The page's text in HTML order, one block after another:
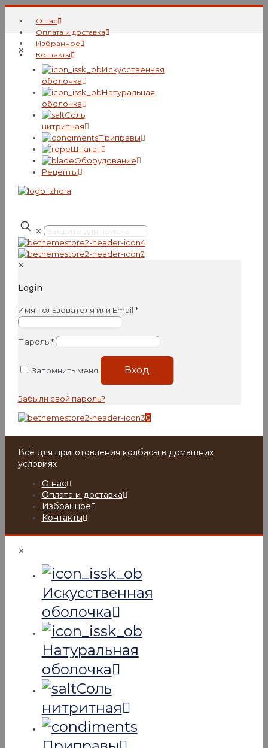
О нас
Оплата и доставка
Избранное
Контакты
✕
Искусcтвенная
оболочка
Натуральная
оболочка
Соль
нитритная
Приправы
Шпагат
Оборудование
Рецепты
✕
✕
Login
Имя пользователя или Email *
Пароль*
Запомнить меня Вход
Забыли свой пароль?
0
Всё для приготовления колбасы в домашних
условиях
О нас
Оплата и доставка
Избранное
Контакты
✕
Искусcтвенная
оболочка
Натуральная
оболочка
Соль
нитритная